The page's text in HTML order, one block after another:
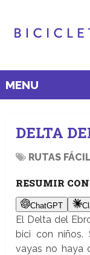
MENU
DELTA
RUTAS
RESUMIR
ChatGPT
El Delta del
bici con niños.
vayas no haya